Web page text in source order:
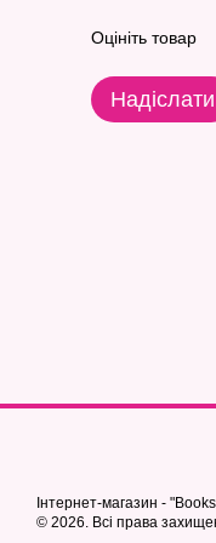
Оцініть товар
Надіслати
Інтернет-магазин -
© 2026. Всі права